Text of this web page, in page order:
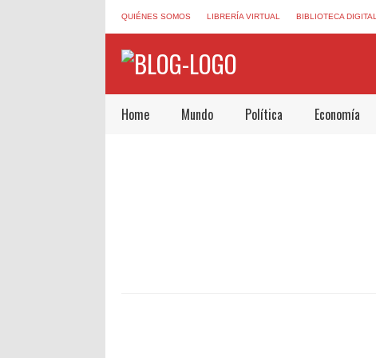
QUIÉNES SOMOS LIBRERÍA VIRTUAL BIBLIOTECA DIGITAL
Home Mundo Política Economía